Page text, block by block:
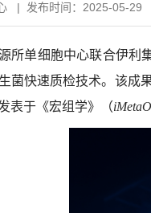
| 发布时间：2025-05-
所单细胞中心联合伊利
菌快速质检技术。该成
表于 《宏组学》（